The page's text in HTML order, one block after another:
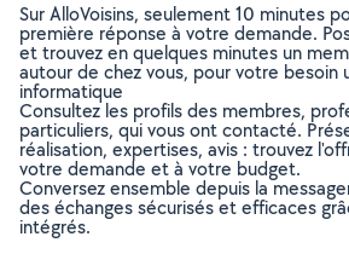
Sur AlloVoisins, seulement 10 minutes
première réponse à votre demande.
et trouvez en quelques minutes un
autour de chez vous, pour votre besoin
informatique
Consultez les profils des membres,
particuliers, qui vous ont contacté.
réalisation, expertises, avis : trouvez
votre demande et à votre budget.
Conversez ensemble depuis la
des échanges sécurisés et efficaces
intégrés.